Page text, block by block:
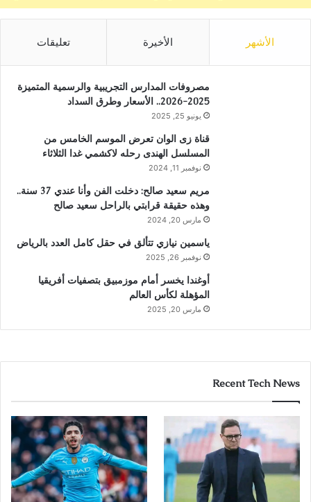
الأشهر الأخيرة تعليقات
مصروفات المدارس التجريبية والرسمية المتميزة
2025-2026.. الأسعار وطرق السداد
يونيو 25, 2025
قناة زى الوان تعرض الموسم الخامس من
المسلسل الهندى رحله لاكشمي غدا الثلاثاء
نوفمبر 11, 2024
مريم سعيد صالح: دخلت الفن وأنا عندي 37 سنة..
وهذه حقيقة قرابتي بالراحل سعيد صالح
مارس 20, 2024
ياسمين نيازي تتألق في حقل كامل العدد بالرياض
نوفمبر 26, 2025
أوغندا يخسر أمام موزمبيق بتصفيات أفريقيا
المؤهلة لكأس العالم
مارس 20, 2025
Recent Tech News